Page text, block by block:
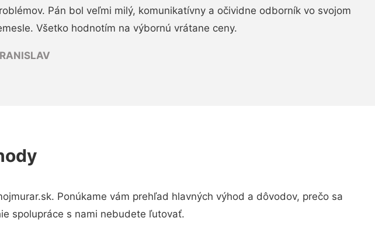
Pán bol veľmi milý, komunikatívny a očividne odborník vo svojom
Všetko hodnotím na výbornú vrátane ceny.
Ponúkame vám prehľad hlavných výhod a dôvodov, prečo sa
spolupráce s nami nebudete ľutovať.